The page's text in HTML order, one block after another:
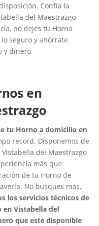
Confía la
del Maestrazgo
no dejes tu Horno
seguro y ahórrate
y dinero.
en
tu Horno a domicilio en
record. Disponemos de
del Maestrazgo
más que
de tu Horno de
No busques más,
los servicios técnicos de
en Vistabella del
que esté disponible